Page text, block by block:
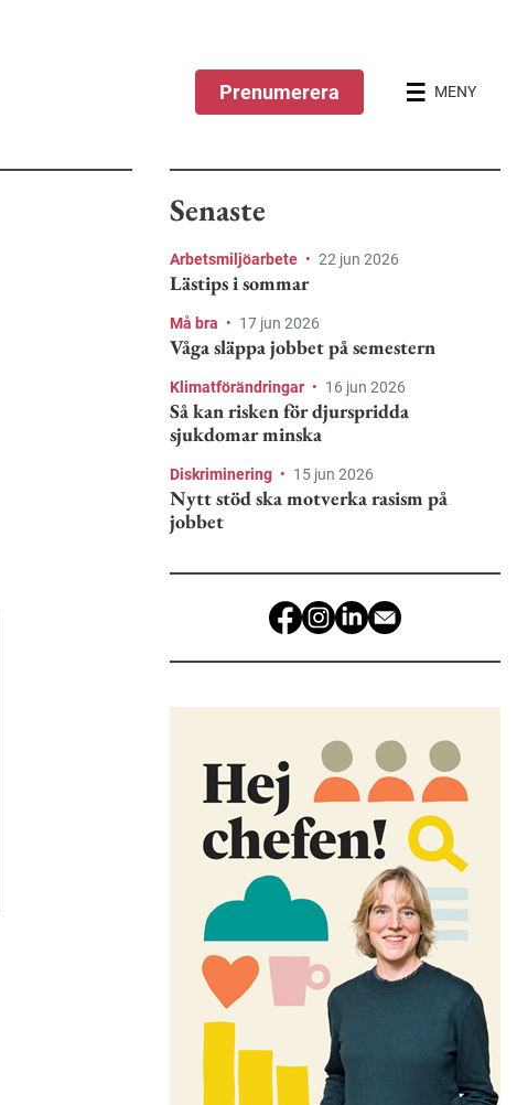
Prenumerera MENY
Senaste
Arbetsmiljöarbete • 22 jun 2026
Lästips i sommar
Må bra • 17 jun 2026
Våga släppa jobbet på semestern
Klimatförändringar • 16 jun 2026
Så kan risken för djurspridda
sjukdomar minska
Diskriminering • 15 jun 2026
Nytt stöd ska motverka rasism på
jobbet